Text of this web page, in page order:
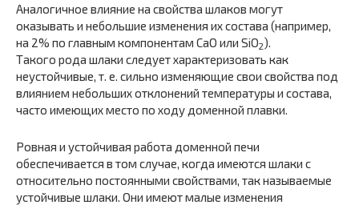
Аналогичное влияние на свойства шлаков могут
оказывать и небольшие изменения их состава (на­пример,
на 2% по главным компонентам СаО или SiO2).
Такого рода шлаки следует характеризовать как
неустойчивые, т. е. сильно изменяющие свои свойства под
влиянием небольших от­клонений температуры и состава,
часто имеющих место по ходу доменной плавки.
Ровная и устойчивая работа доменной печи
обеспечивается в том случае, когда имеются шлаки с
относительно постоянными свойствами, так называемые
устойчивые шлаки. Они имеют малые изменения